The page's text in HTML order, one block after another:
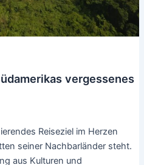
vergessenes
Reiseziel im Herzen
seiner Nachbarländer steht.
aus Kulturen und